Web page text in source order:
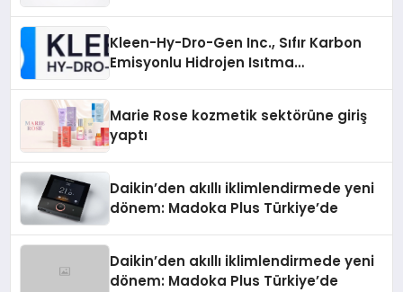
Kleen-Hy-Dro-Gen Inc., Sıfır Karbon
Emisyonlu Hidrojen Isıtma
Marie Rose kozmetik sektörüne giriş
yaptı
Daikin’den akıllı iklimlendirmede yeni
dönem: Madoka Plus Türkiye’de
Daikin’den akıllı iklimlendirmede yeni
dönem: Madoka Plus Türkiye’de